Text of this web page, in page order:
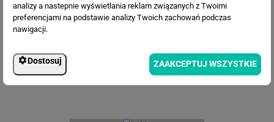
analizy a nastepnie wyświetlania reklam związanych z Twoimi
preferencjami na podstawie analizy Twoich zachowań podczas
nawigacji.
Dostosuj ZAAKCEPTUJ WSZYSTKIE